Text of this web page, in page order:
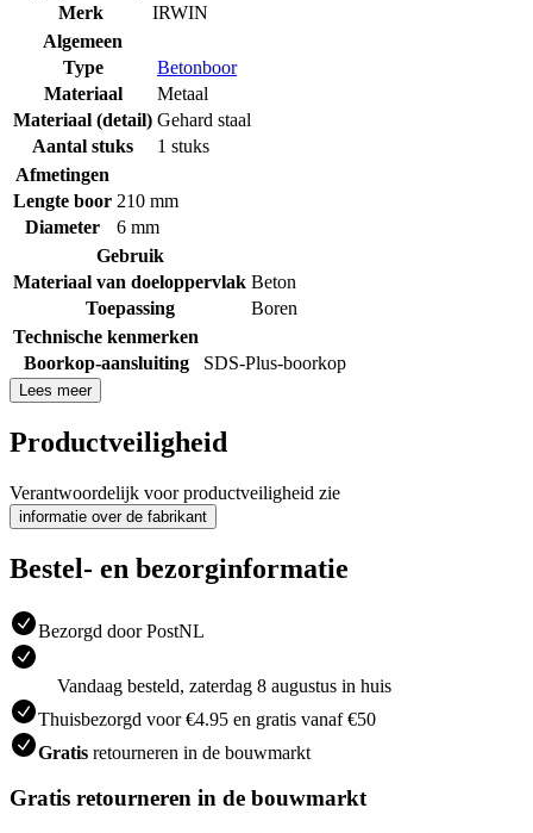
Merk
IRWIN
Algemeen
Type
Betonboor
Materiaal
Metaal
Materiaal (detail) Gehard staal
Aantal stuks
1 stuks
Afmetingen
Lengte boor 210 mm
Diameter
6 mm
Gebruik
Materiaal van doeloppervlak Beton
Toepassing
Boren
Technische kenmerken
Boorkop-aansluiting
SDS-Plus-boorkop
Lees meer
Productveiligheid
Verantwoordelijk voor productveiligheid zie
informatie over de fabrikant
Bestel- en bezorginformatie
Bezorgd door PostNL
Vandaag besteld, zaterdag 8 augustus in huis
Thuisbezorgd voor €4.95 en gratis vanaf €50
Gratis retourneren in de bouwmarkt
Gratis retourneren in de bouwmarkt